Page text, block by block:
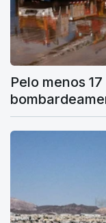
Pelo menos